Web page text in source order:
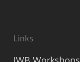
Links